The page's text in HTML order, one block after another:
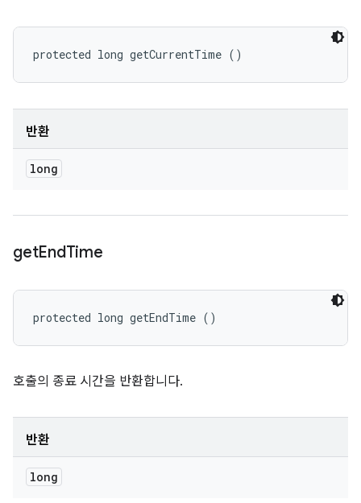
protected long getCurrentTime ()
반환
long
getEndTime
protected long getEndTime ()
호출의 종료 시간을 반환합니다.
반환
long